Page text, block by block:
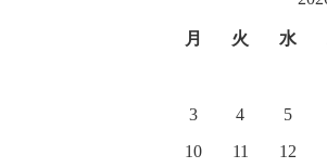
月 火 水
3
4 5
10
11 12